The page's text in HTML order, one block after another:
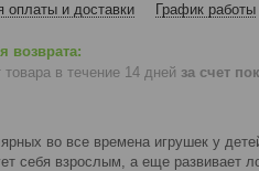
оплаты и доставки График работы
товара в течение 14 дней за счет
во все времена игрушек у
себя взрослым, а еще развивает